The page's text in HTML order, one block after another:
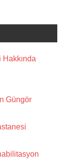
Güngör